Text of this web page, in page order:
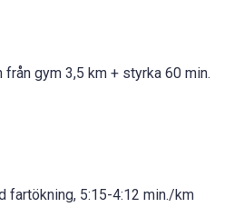
gym 3,5 km + styrka 60 min.
fartökning, 5:15-4:12 min./km